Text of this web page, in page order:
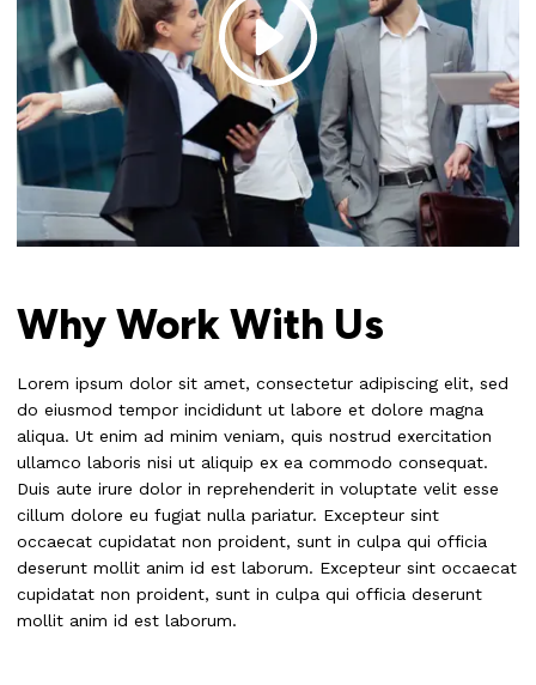
Why Work With Us
Lorem ipsum dolor sit amet, consectetur adipiscing elit, sed
do eiusmod tempor incididunt ut labore et dolore magna
aliqua. Ut enim ad minim veniam, quis nostrud exercitation
ullamco laboris nisi ut aliquip ex ea commodo consequat.
Duis aute irure dolor in reprehenderit in voluptate velit esse
cillum dolore eu fugiat nulla pariatur. Excepteur sint
occaecat cupidatat non proident, sunt in culpa qui officia
deserunt mollit anim id est laborum. Excepteur sint occaecat
cupidatat non proident, sunt in culpa qui officia deserunt
mollit anim id est laborum.